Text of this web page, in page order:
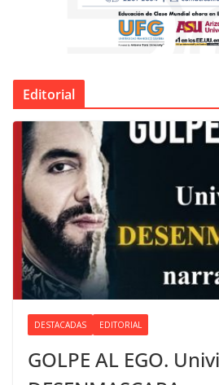
Editorial
DESTACADAS EDITORIAL
GOLPE AL EGO.